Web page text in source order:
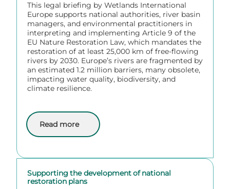
This legal briefing by Wetlands International
Europe supports national authorities, river basin
managers, and environmental practitioners in
interpreting and implementing Article 9 of the
EU Nature Restoration Law, which mandates the
restoration of at least 25,000 km of free-flowing
rivers by 2030. Europe’s rivers are fragmented by
an estimated 1.2 million barriers, many obsolete,
impacting water quality, biodiversity, and
climate resilience.
Read more
about Going with the flow: Barrier removal for
Supporting the development of national
restoration plans